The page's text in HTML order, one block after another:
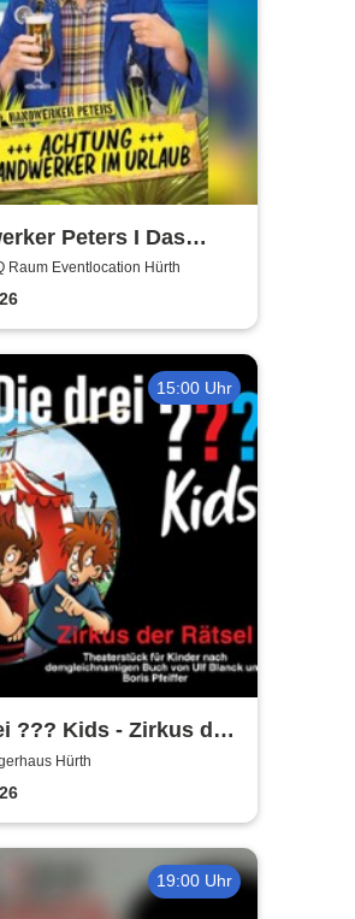
Peters I Das
Event | Achtung -
im UrlaubOpen
Raum Eventlocation Hürth
15:00 Uhr
??? Kids - Zirkus der
Bürgerhaus Hürth
Hürth
19:00 Uhr